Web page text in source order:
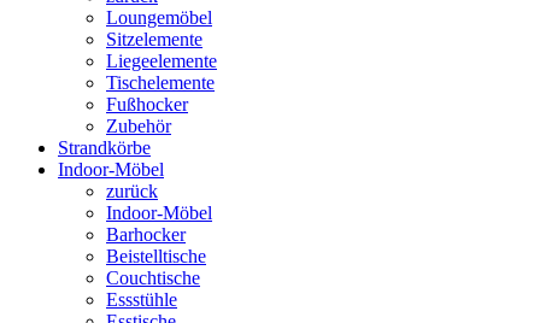
Loungemöbel
Sitzelemente
Liegeelemente
Tischelemente
Fußhocker
Zubehör
Strandkörbe
Indoor-Möbel
zurück
Indoor-Möbel
Barhocker
Beistelltische
Couchtische
Essstühle